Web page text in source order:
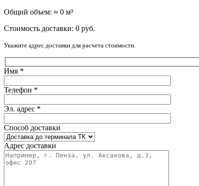
Общий объем: ≈ 0 м³
Стоимость доставки: 0 руб.
Укажите адрес доставки для расчета стоимости.
Имя *
Телефон *
Эл. адрес *
Способ доставки
Адрес доставки